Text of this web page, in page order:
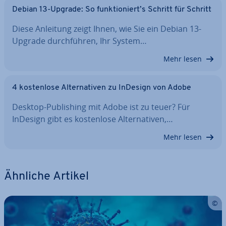
Debian 13-Upgrade: So funk­tio­niert’s Schritt für Schritt
Diese Anleitung zeigt Ihnen, wie Sie ein Debian 13-
Upgrade durch­füh­ren, Ihr System…
Mehr lesen
4 kos­ten­lo­se Al­ter­na­ti­ven zu InDesign von Adobe
Desktop-Pu­bli­shing mit Adobe ist zu teuer? Für
InDesign gibt es kos­ten­lo­se Al­ter­na­ti­ven,…
Mehr lesen
Ähnliche Artikel